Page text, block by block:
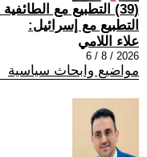
(39) التطبيع مع
التطبيع مع إسرائيل:
علاء اللامي
2026 / 8 / 6
مواضيع وابحاث سياسية